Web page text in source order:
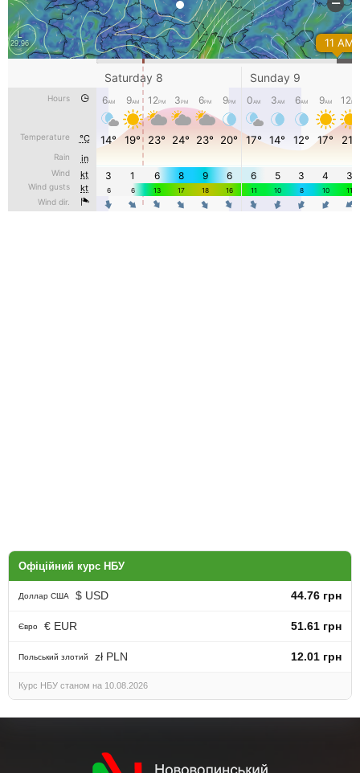
Офіційний курс НБУ
Доллар США $ USD 44.76 грн
Євро € EUR 51.61 грн
Польський злотий zł PLN 12.01 грн
Курс НБУ станом на 10.08.2026